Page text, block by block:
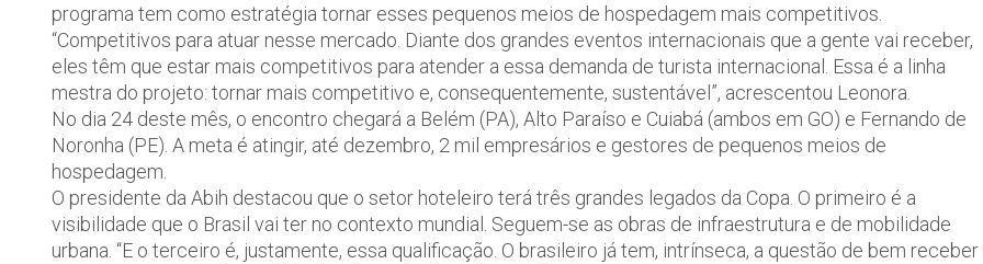
programa tem como estratégia tornar esses pequenos meios de hospedagem mais competitivos.
“Competitivos para atuar nesse mercado. Diante dos grandes eventos internacionais que a gente vai receber,
eles têm que estar mais competitivos para atender a essa demanda de turista internacional. Essa é a linha
mestra do projeto: tornar mais competitivo e, consequentemente, sustentável”, acrescentou Leonora.
No dia 24 deste mês, o encontro chegará a Belém (PA), Alto Paraíso e Cuiabá (ambos em GO) e Fernando de
Noronha (PE). A meta é atingir, até dezembro, 2 mil empresários e gestores de pequenos meios de
hospedagem.
O presidente da Abih destacou que o setor hoteleiro terá três grandes legados da Copa. O primeiro é a
visibilidade que o Brasil vai ter no contexto mundial. Seguem-se as obras de infraestrutura e de mobilidade
urbana. “E o terceiro é, justamente, essa qualificação. O brasileiro já tem, intrínseca, a questão de bem receber